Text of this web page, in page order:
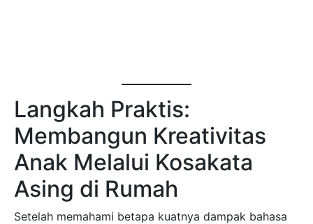
Langkah Praktis:
Membangun Kreativitas
Anak Melalui Kosakata
Asing di Rumah
Setelah memahami betapa kuatnya dampak bahasa